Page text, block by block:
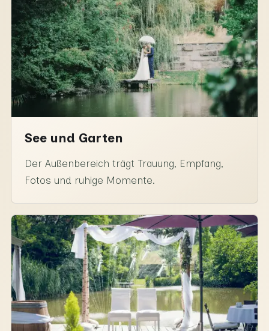
See und Garten
Der Außenbereich trägt Trauung, Empfang,
Fotos und ruhige Momente.